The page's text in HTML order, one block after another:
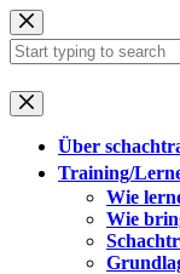
Zum
Inhalt
springen
Keine
Ergebnisse
Über
Training/
Wie
Wie